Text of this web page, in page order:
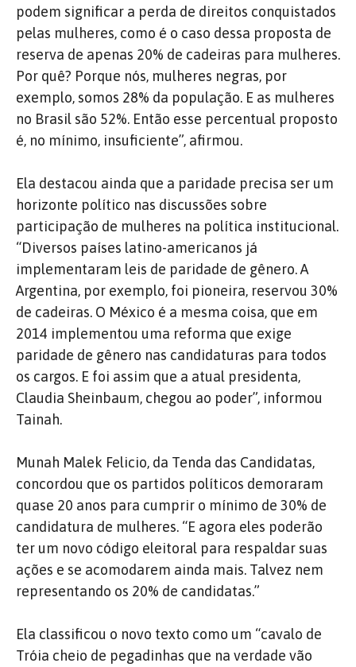
podem significar a perda de direitos conquistados
pelas mulheres, como é o caso dessa proposta de
reserva de apenas 20% de cadeiras para mulheres.
Por quê? Porque nós, mulheres negras, por
exemplo, somos 28% da população. E as mulheres
no Brasil são 52%. Então esse percentual proposto
é, no mínimo, insuficiente”, afirmou.
Ela destacou ainda que a paridade precisa ser um
horizonte político nas discussões sobre
participação de mulheres na política institucional.
“Diversos países latino-americanos já
implementaram leis de paridade de gênero. A
Argentina, por exemplo, foi pioneira, reservou 30%
de cadeiras. O México é a mesma coisa, que em
2014 implementou uma reforma que exige
paridade de gênero nas candidaturas para todos
os cargos. E foi assim que a atual presidenta,
Claudia Sheinbaum, chegou ao poder”, informou
Tainah.
Munah Malek Felicio, da Tenda das Candidatas,
concordou que os partidos políticos demoraram
quase 20 anos para cumprir o mínimo de 30% de
candidatura de mulheres. “E agora eles poderão
ter um novo código eleitoral para respaldar suas
ações e se acomodarem ainda mais. Talvez nem
representando os 20% de candidatas.”
Ela classificou o novo texto como um “cavalo de
Tróia cheio de pegadinhas que na verdade vão